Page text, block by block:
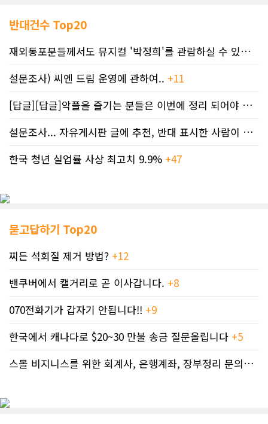
반대건수 Top20
재외동포분들께서도 뮤지컬 '박정희'를 관람하실 수 있도록 노력하겠습니..
설문조사) 씨엔 드림 운영에 관하여.. +11
[답글][답글]악플을 즐기는 분들은 이번에 정리 되어야 합니다.
설문조사... 자유게시판 글에 추천, 반대 표시한 사람이 누구인지 명단..
한국 청년 실업률 사상 최고치 9.9% +47
묻고답하기 Top20
찌든 석회질 제거 방법? +12
밴쿠버에서 캘거리로 곧 이사갑니다. +8
070전화기가 갑자기 안됩니다!! +9
한국에서 캐나다로 $20~30 만불 송금 질문올립니다 +5
스몰 비지니스를 위한 회계사, 은행계좌, 장부정리 문의드립니다.